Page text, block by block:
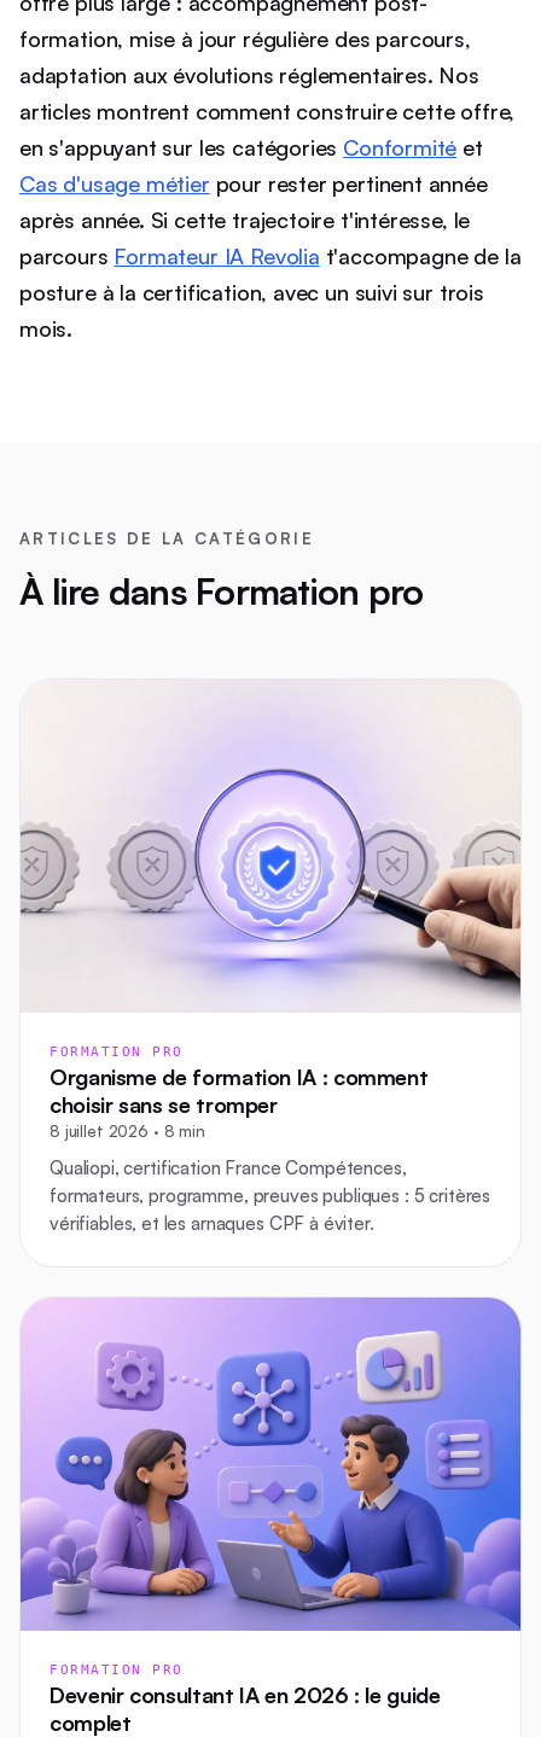
formation, mise à jour régulière des parcours,
adaptation aux évolutions réglementaires. Nos
articles montrent comment construire cette offre,
en s'appuyant sur les catégories Conformité et
Cas d'usage métier pour rester pertinent année
après année. Si cette trajectoire t'intéresse, le
parcours Formateur IA Revolia t'accompagne de la
posture à la certification, avec un suivi sur trois
mois.
ARTICLES DE LA CATÉGORIE
À lire dans Formation pro
FORMATION PRO
Organisme de formation IA : comment
choisir sans se tromper
8 juillet 2026 · 8 min
Qualiopi, certification France Compétences,
formateurs, programme, preuves publiques : 5 critères
vérifiables, et les arnaques CPF à éviter.
FORMATION PRO
Devenir consultant IA en 2026 : le guide
complet